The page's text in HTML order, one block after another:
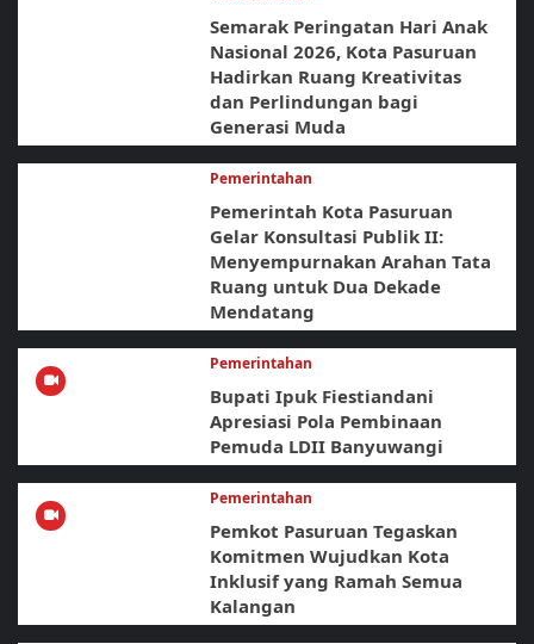
Semarak Peringatan Hari Anak
Nasional 2026, Kota Pasuruan
Hadirkan Ruang Kreativitas
dan Perlindungan bagi
Generasi Muda
Pemerintahan
Pemerintah Kota Pasuruan
Gelar Konsultasi Publik II:
Menyempurnakan Arahan Tata
Ruang untuk Dua Dekade
Mendatang
Pemerintahan
Bupati Ipuk Fiestiandani
Apresiasi Pola Pembinaan
Pemuda LDII Banyuwangi
Pemerintahan
Pemkot Pasuruan Tegaskan
Komitmen Wujudkan Kota
Inklusif yang Ramah Semua
Kalangan